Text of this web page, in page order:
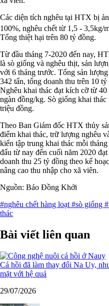
Các diện tích nghêu tại HTX bị
100%, nghêu chết từ 1,5 - 3,5kg/
Tổng thiệt hại trên 80 tỷ đồng.
Từ đầu tháng 7-2020 đến nay,
là sò giống và nghêu thịt, sản
với 6 tháng trước. Tổng sản
342 tấn, tổng doanh thu trên 10
Nghêu khai thác đạt kích cỡ từ
ngàn đồng/kg. Sò giống khai
triệu đồng.
Theo Ban Giám đốc HTX thủy
điểm khai thác, trữ lượng nghêu
kiến tập trung khai thác mỗi
đấu từ nay đến cuối năm 2020
doanh thu 25 tỷ đồng theo kế
nâng cao thu nhập cho xã viên.
Nguồn: Báo Đồng Khởi
#nghêu chết hàng loạt #sò giống
thác
Bài viết liên quan
Cá hồi đã làm thay đổi Na Uy,
mặt với hệ quả
29/07/2026